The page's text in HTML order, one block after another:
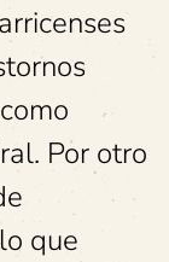
Por otro
que